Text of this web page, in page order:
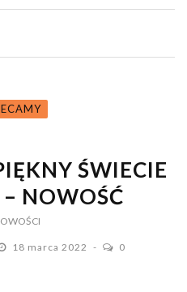
ŚWIECIE
NOWOŚĆ
18 marca 2022 0